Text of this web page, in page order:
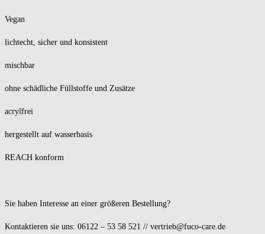
Vegan
lichtecht, sicher und konsistent
mischbar
ohne schädliche Füllstoffe und Zusätze
acrylfrei
hergestellt auf wasserbasis
REACH konform
Sie haben Interesse an einer größeren Bestellung?
Kontaktieren sie uns: 06122 – 53 58 521 // vertrieb@fuco-care.de